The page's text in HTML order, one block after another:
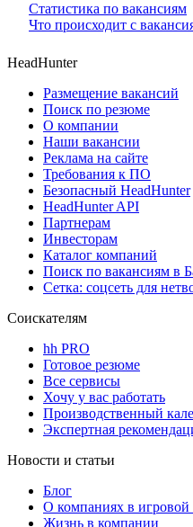
Статистика по вакансиям
Что происходит с
HeadHunter
Размещение вакансий
Поиск по резюме
О компании
Наши вакансии
Реклама на сайте
Требования к ПО
Безопасный HeadHunter
HeadHunter API
Партнерам
Инвесторам
Каталог компаний
Поиск по вакансиям в
Сетка: соцсеть для
Соискателям
hh PRO
Готовое резюме
Все сервисы
Хочу у вас работать
Производственный
Экспертная
Новости и статьи
Блог
О компаниях в
Жизнь в компании